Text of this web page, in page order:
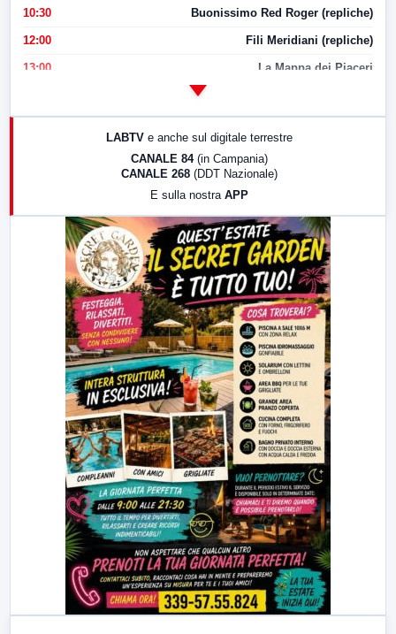
10:30 Buonissimo Red Roger (repliche)
12:00 Fili Meridiani (repliche)
13:00 La Mappa dei Piaceri
LabNews (replica)
LABTV e anche sul digitale terrestre
CANALE 84 (in Campania)
CANALE 268 (DDT Nazionale)
E sulla nostra APP